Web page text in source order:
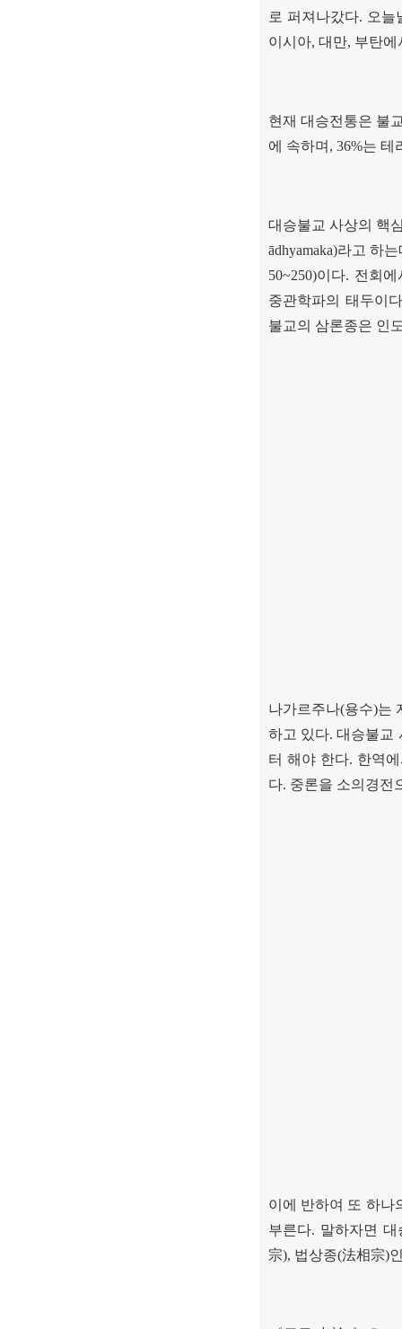
로 퍼져나갔다. 오늘
이시아, 대만, 부탄에
현재 대승전통은 불
에 속하며 , 36%는 테
대승불교 사상의 핵
ādhyamaka)라고 하는
50~250)이다. 전회
중관학파의 태두이다
불교의 삼론종은 인
나가르주나(용수)는
하고 있다.대승불교
터 해야 한다. 한역
다. 중론을 소의경전
이에 반하여 또 하나
부른다. 말하자면
宗), 법상종(法相宗)